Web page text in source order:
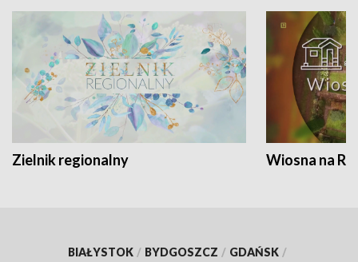
Zielnik regionalny Wiosna na
BIAŁYSTOK / BYDGOSZCZ / GDAŃSK /